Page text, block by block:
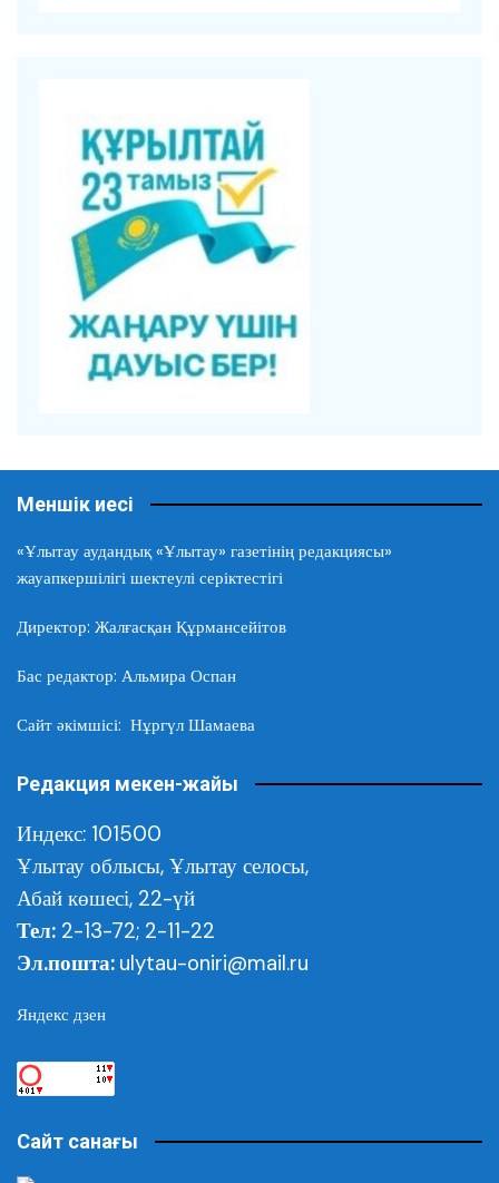
Меншік иесі
«Ұлытау аудандық «Ұлытау» газетінің редакциясы»
жауапкершілігі шектеулі серіктестігі
Директор: Жалғасқан Құрмансейітов
Бас редактор: Альмира Оспан
Сайт әкімшісі: Нұргүл Шамаева
Редакция мекен-жайы
Индекс: 101500
Ұлытау облысы, Ұлытау селосы,
Абай көшесі, 22-үй
Тел: 2-13-72; 2-11-22
Эл.пошта: ulytau-oniri@mail.ru
Яндекс дзен
Сайт санағы